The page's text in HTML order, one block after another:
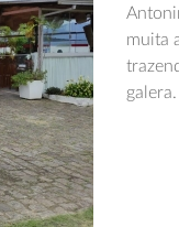
muita
galera.